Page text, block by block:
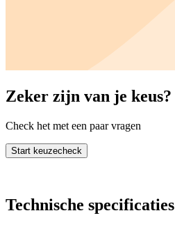
Zeker zijn van je keus?
Check het met een paar vragen
Start keuzecheck
Technische specificaties